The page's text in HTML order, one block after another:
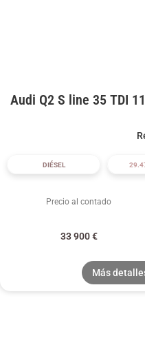
Audi Q2 S line 35 TDI
DIÉSEL
Precio al contado
33 900€
Más